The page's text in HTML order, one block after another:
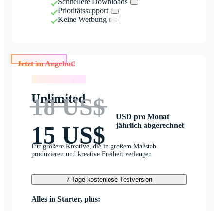
Schnellere Downloads
Prioritätssupport
Keine Werbung
Jetzt im Angebot!
Unlimited
18 US$
15 US$
USD pro Monat
jährlich abgerechnet
Für größere Kreative, die in großem Maßstab
produzieren und kreative Freiheit verlangen
7-Tage kostenlose Testversion
Alles in Starter, plus: